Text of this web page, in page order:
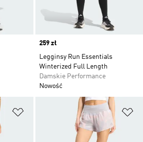
Price
259 zł
Legginsy Run Essentials
Winterized Full Length
Damskie Performance
Nowość
Dodaj do listy życzeń